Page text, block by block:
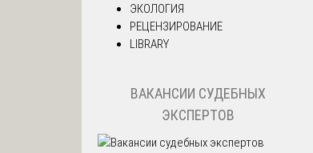
ЭКОЛОГИЯ
РЕЦЕНЗИРОВАНИЕ
LIBRARY
ВАКАНСИИ СУДЕБНЫХ
ЭКСПЕРТОВ